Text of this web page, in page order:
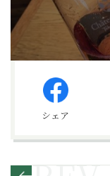
シェア